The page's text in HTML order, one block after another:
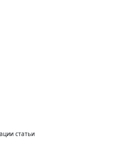
статьи